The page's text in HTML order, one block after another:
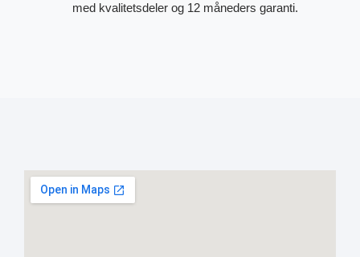
med kvalitetsdeler og 12 måneders garanti.